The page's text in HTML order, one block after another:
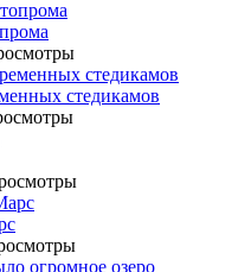
стедикамов